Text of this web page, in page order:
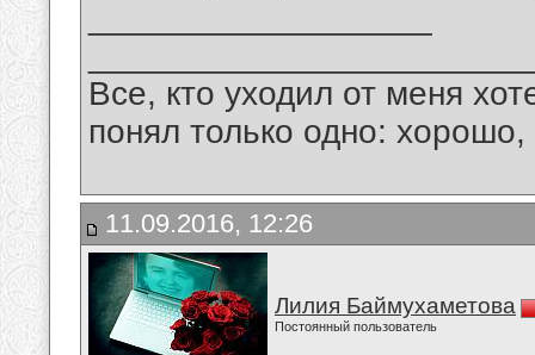
Все, кто уходил от меня
понял только одно:
11.09.2016, 12:26
Лилия Баймухаметова
Постоянный пользователь